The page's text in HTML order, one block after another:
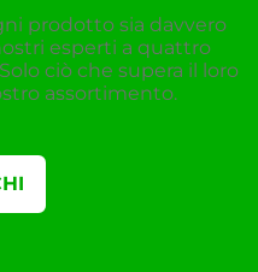
prodotto sia davvero
esperti a quattro
ciò che supera il loro
assortimento.